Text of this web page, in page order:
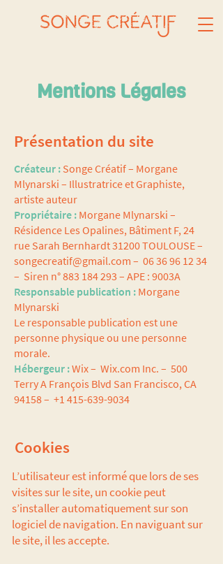
Mentions Légales
Présentation du site
Créateur : Songe Créatif – Morgane
Mlynarski – Illustratrice et Graphiste,
artiste auteur
Propriétaire : Morgane Mlynarski –
Résidence Les Opalines, Bâtiment F, 24
rue Sarah Bernhardt 31200 TOULOUSE –
songecreatif@gmail.com – 06 36 96 12 34
– Siren n°883 184 293 – APE : 9003A
Responsable publication : Morgane
Mlynarski
Le responsable publication est une
personne physique ou une personne
morale.
Hébergeur :Wix – Wix.com Inc. – 500
Terry A François Blvd San Francisco, CA
94158 – +1 415-639-9034
Cookies
L’utilisateur est informé que lors de ses
visites sur le site, un cookie peut
s’installer automatiquement sur son
logiciel de navigation. En naviguant sur
le site, il les accepte.